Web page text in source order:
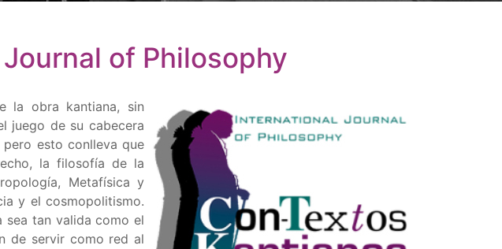
of Philosophy
la obra kantiana, sin
juego de su cabecera
esto conlleva que
la filosofía de la
Metafísica y
y el cosmopolitismo.
sea tan valida como el
de servir como red al